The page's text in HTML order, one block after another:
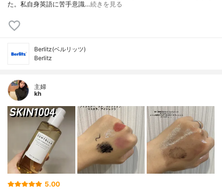
た。私自身英語に苦手意識…続きを見る
Berlitz(ベルリッツ)
Berlitz
主婦
kh
5.00